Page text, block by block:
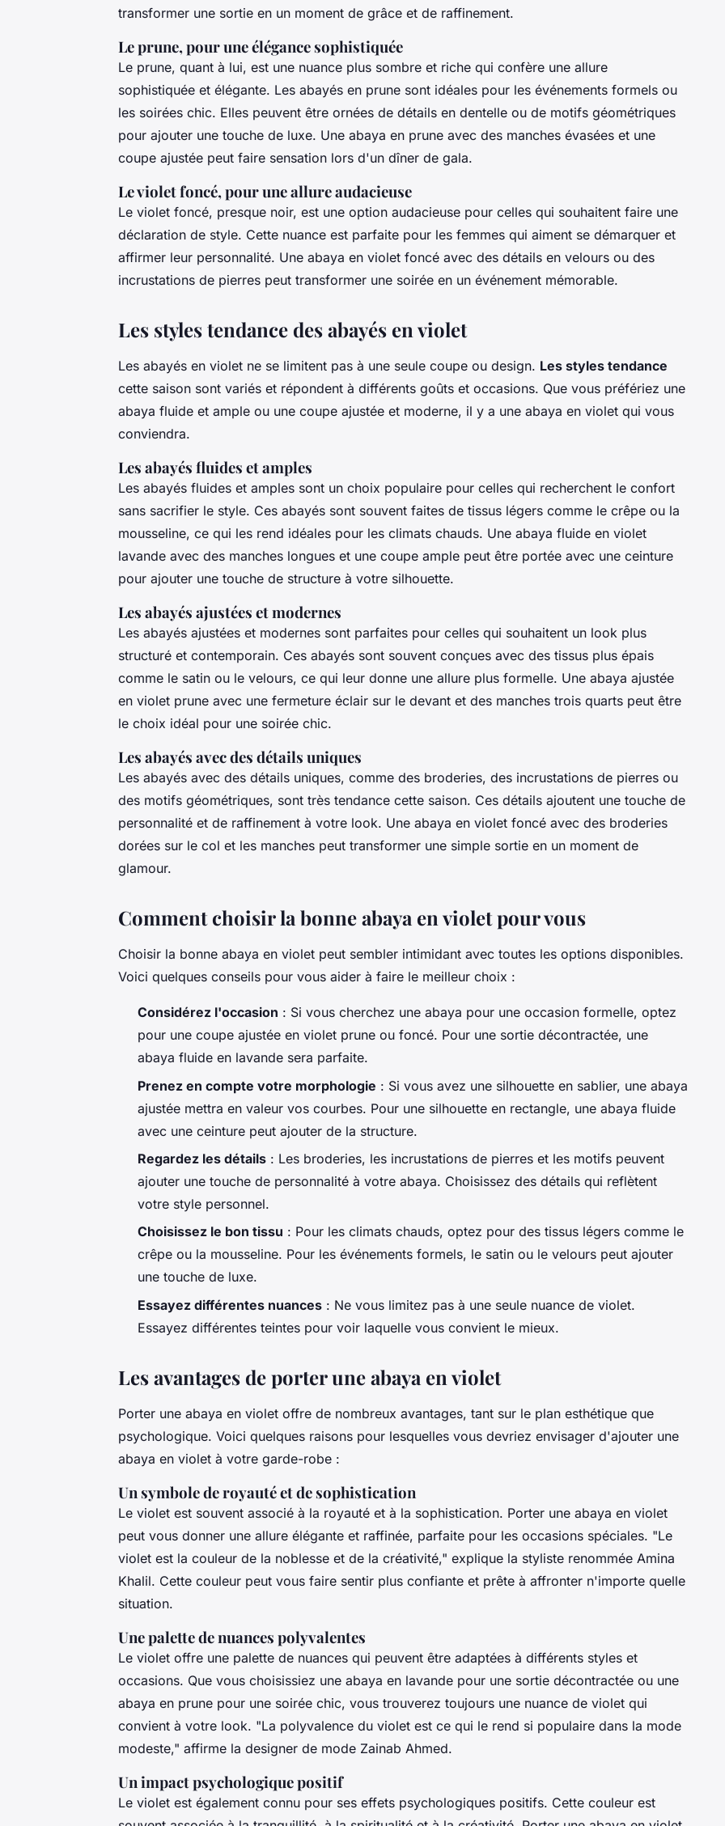
transformer une sortie en un moment de grâce et de raffinement.
Le prune, pour une élégance sophistiquée
Le prune, quant à lui, est une nuance plus sombre et riche qui confère une allure
sophistiquée et élégante. Les abayés en prune sont idéales pour les événements formels ou
les soirées chic. Elles peuvent être ornées de détails en dentelle ou de motifs géométriques
pour ajouter une touche de luxe. Une abaya en prune avec des manches évasées et une
coupe ajustée peut faire sensation lors d'un dîner de gala.
Le violet foncé, pour une allure audacieuse
Le violet foncé, presque noir, est une option audacieuse pour celles qui souhaitent faire une
déclaration de style. Cette nuance est parfaite pour les femmes qui aiment se démarquer et
affirmer leur personnalité. Une abaya en violet foncé avec des détails en velours ou des
incrustations de pierres peut transformer une soirée en un événement mémorable.
Les styles tendance des abayés en violet
Les abayés en violet ne se limitent pas à une seule coupe ou design. Les styles tendance
cette saison sont variés et répondent à différents goûts et occasions. Que vous préfériez une
abaya fluide et ample ou une coupe ajustée et moderne, il y a une abaya en violet qui vous
conviendra.
Les abayés fluides et amples
Les abayés fluides et amples sont un choix populaire pour celles qui recherchent le confort
sans sacrifier le style. Ces abayés sont souvent faites de tissus légers comme le crêpe ou la
mousseline, ce qui les rend idéales pour les climats chauds. Une abaya fluide en violet
lavande avec des manches longues et une coupe ample peut être portée avec une ceinture
pour ajouter une touche de structure à votre silhouette.
Les abayés ajustées et modernes
Les abayés ajustées et modernes sont parfaites pour celles qui souhaitent un look plus
structuré et contemporain. Ces abayés sont souvent conçues avec des tissus plus épais
comme le satin ou le velours, ce qui leur donne une allure plus formelle. Une abaya ajustée
en violet prune avec une fermeture éclair sur le devant et des manches trois quarts peut être
le choix idéal pour une soirée chic.
Les abayés avec des détails uniques
Les abayés avec des détails uniques, comme des broderies, des incrustations de pierres ou
des motifs géométriques, sont très tendance cette saison. Ces détails ajoutent une touche de
personnalité et de raffinement à votre look. Une abaya en violet foncé avec des broderies
dorées sur le col et les manches peut transformer une simple sortie en un moment de
glamour.
Comment choisir la bonne abaya en violet pour vous
Choisir la bonne abaya en violet peut sembler intimidant avec toutes les options disponibles.
Voici quelques conseils pour vous aider à faire le meilleur choix :
Considérez l'occasion : Si vous cherchez une abaya pour une occasion formelle, optez
pour une coupe ajustée en violet prune ou foncé. Pour une sortie décontractée, une
abaya fluide en lavande sera parfaite.
Prenez en compte votre morphologie : Si vous avez une silhouette en sablier, une abaya
ajustée mettra en valeur vos courbes. Pour une silhouette en rectangle, une abaya fluide
avec une ceinture peut ajouter de la structure.
Regardez les détails : Les broderies, les incrustations de pierres et les motifs peuvent
ajouter une touche de personnalité à votre abaya. Choisissez des détails qui reflètent
votre style personnel.
Choisissez le bon tissu : Pour les climats chauds, optez pour des tissus légers comme le
crêpe ou la mousseline. Pour les événements formels, le satin ou le velours peut ajouter
une touche de luxe.
Essayez différentes nuances : Ne vous limitez pas à une seule nuance de violet.
Essayez différentes teintes pour voir laquelle vous convient le mieux.
Les avantages de porter une abaya en violet
Porter une abaya en violet offre de nombreux avantages, tant sur le plan esthétique que
psychologique. Voici quelques raisons pour lesquelles vous devriez envisager d'ajouter une
abaya en violet à votre garde-robe :
Un symbole de royauté et de sophistication
Le violet est souvent associé à la royauté et à la sophistication. Porter une abaya en violet
peut vous donner une allure élégante et raffinée, parfaite pour les occasions spéciales. "Le
violet est la couleur de la noblesse et de la créativité," explique la styliste renommée Amina
Khalil. Cette couleur peut vous faire sentir plus confiante et prête à affronter n'importe quelle
situation.
Une palette de nuances polyvalentes
Le violet offre une palette de nuances qui peuvent être adaptées à différents styles et
occasions. Que vous choisissiez une abaya en lavande pour une sortie décontractée ou une
abaya en prune pour une soirée chic, vous trouverez toujours une nuance de violet qui
convient à votre look. "La polyvalence du violet est ce qui le rend si populaire dans la mode
modeste," affirme la designer de mode Zainab Ahmed.
Un impact psychologique positif
Le violet est également connu pour ses effets psychologiques positifs. Cette couleur est